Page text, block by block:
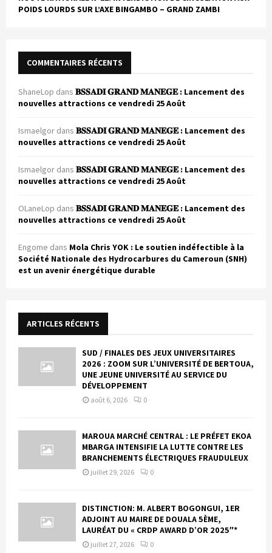
POIDS LOURDS SUR L’AXE BINGAMBO – GRAND ZAMBI
COMMENTAIRES RÉCENTS
ShaneLop dans 𝐁𝐒𝐒𝐀𝐃𝐈 𝐆𝐑𝐀𝐍𝐃 𝐌𝐀𝐍𝐄𝐆𝐄 : Lancement des
nouvelles attractions ce vendredi 25 Août
Ismaelgor dans 𝐁𝐒𝐒𝐀𝐃𝐈 𝐆𝐑𝐀𝐍𝐃 𝐌𝐀𝐍𝐄𝐆𝐄 : Lancement des
nouvelles attractions ce vendredi 25 Août
Ismaelgor dans 𝐁𝐒𝐒𝐀𝐃𝐈 𝐆𝐑𝐀𝐍𝐃 𝐌𝐀𝐍𝐄𝐆𝐄 : Lancement des
nouvelles attractions ce vendredi 25 Août
OLaneLop dans 𝐁𝐒𝐒𝐀𝐃𝐈 𝐆𝐑𝐀𝐍𝐃 𝐌𝐀𝐍𝐄𝐆𝐄 : Lancement des
nouvelles attractions ce vendredi 25 Août
Engome dans Mola Chris YOK : Le soutien indéfectible à la
Société Nationale des Hydrocarbures du Cameroun (SNH)
est un avenir énergétique durable
ARTICLES RÉCENTS
SUD / FINALES DES JEUX UNIVERSITAIRES
2026 : ZOOM SUR L’UNIVERSITÉ DE BERTOUA,
UNE JEUNE UNIVERSITÉ AU SERVICE DU
DÉVELOPPEMENT
août 6, 2026 0
MAROUA MARCHÉ CENTRAL : LE PRÉFET EKOA
MBARGA INTENSIFIE LA LUTTE CONTRE LES
BRANCHEMENTS ÉLECTRIQUES FRAUDULEUX
juillet 29, 2026 0
DISTINCTION: M. ALBERT BOGONGUI, 1ER
ADJOINT AU MAIRE DE DOUALA 5ÈME,
LAURÉAT DU « CRDP AWARD D’OR 2025″*
juillet 27, 2026 0